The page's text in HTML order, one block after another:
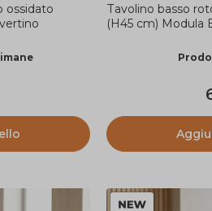
ossidato
Tavolino basso
(H45 cm) Modula